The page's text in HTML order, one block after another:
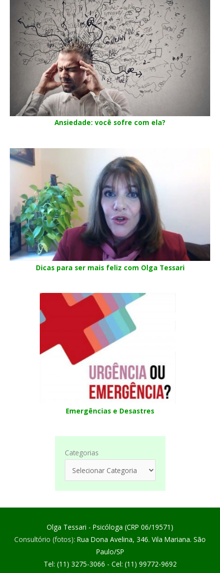
Ansiedade: você sofre com ela?
Dicas para ser mais feliz com Olga Tessari
Emergências e Desastres
Categorias
Olga Tessari - Psicóloga (CRP 06/19571)
Consultório (fotos): Rua Dona Avelina, 346. Vila Mariana. São
Paulo/SP
Tel: (11) 3275-3066 - Cel: (11) 99772-9692